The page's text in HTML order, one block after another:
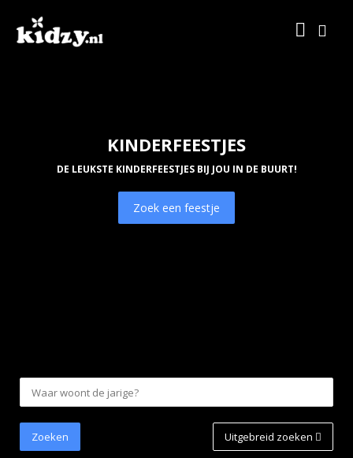
KINDERFEESTJES
DE LEUKSTE KINDERFEESTJES BIJ JOU IN DE BUURT!
Zoek een feestje
Uitgebreid zoeken